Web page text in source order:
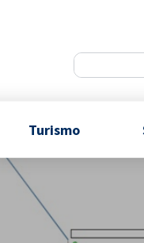
Turismo